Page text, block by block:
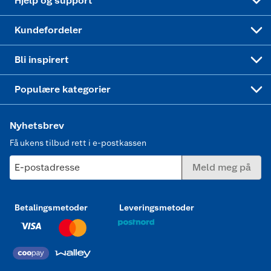
Kundefordeler
Bli inspirert
Populære kategorier
Nyhetsbrev
Få ukens tilbud rett i e-postkassen
E-postadresse Meld meg på
Betalingsmetoder Leveringsmetoder